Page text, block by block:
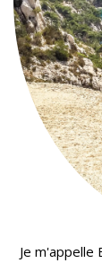
Je m'appelle